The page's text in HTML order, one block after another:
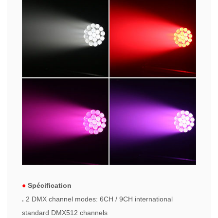
● Spécification
. 2 DMX channel modes: 6CH / 9CH international
standard DMX512 channels